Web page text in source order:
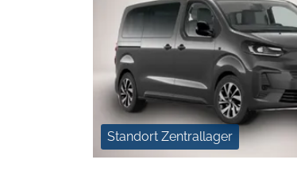
Standort Zentrallager